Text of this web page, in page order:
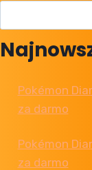
Pokémon
za darmo
Pokémon
za darmo